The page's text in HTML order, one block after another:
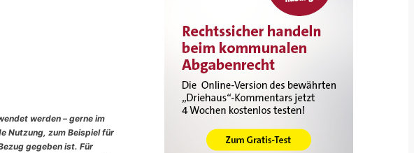
werden – gerne im
Nutzung, zum Beispiel für
gegeben ist. Für